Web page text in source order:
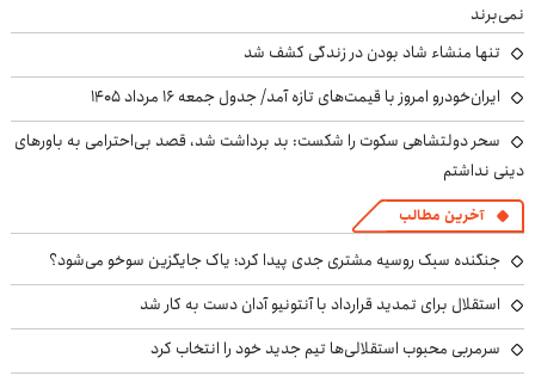
نمی‌برند
تنها منشاء شاد بودن در زندگی کشف شد
ایران‌خودرو امروز با قیمت‌های تازه آمد/ جدول جمعه ۱۶ مرداد ۱۴۰۵
سحر دولتشاهی سکوت را شکست: بد برداشت شد، قصد بی‌احترامی به باورهای
دینی نداشتم
آخرین مطالب
جنگنده سبک روسیه مشتری جدی پیدا کرد؛ یاک جایگزین سوخو می‌شود؟
استقلال برای تمدید قرارداد با آنتونیو آدان دست به کار شد
سرمربی محبوب استقلالی‌ها تیم جدید خود را انتخاب کرد